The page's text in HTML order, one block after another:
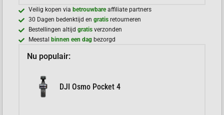
Veilig kopen via betrouwbareaffiliate partners
30 Dagen bedenktijd engratis retourneren
Bestellingen altijdgratisverzonden
Meestal
binnen een dag bezorgd
Nu populair:
DJI Osmo Pocket 4